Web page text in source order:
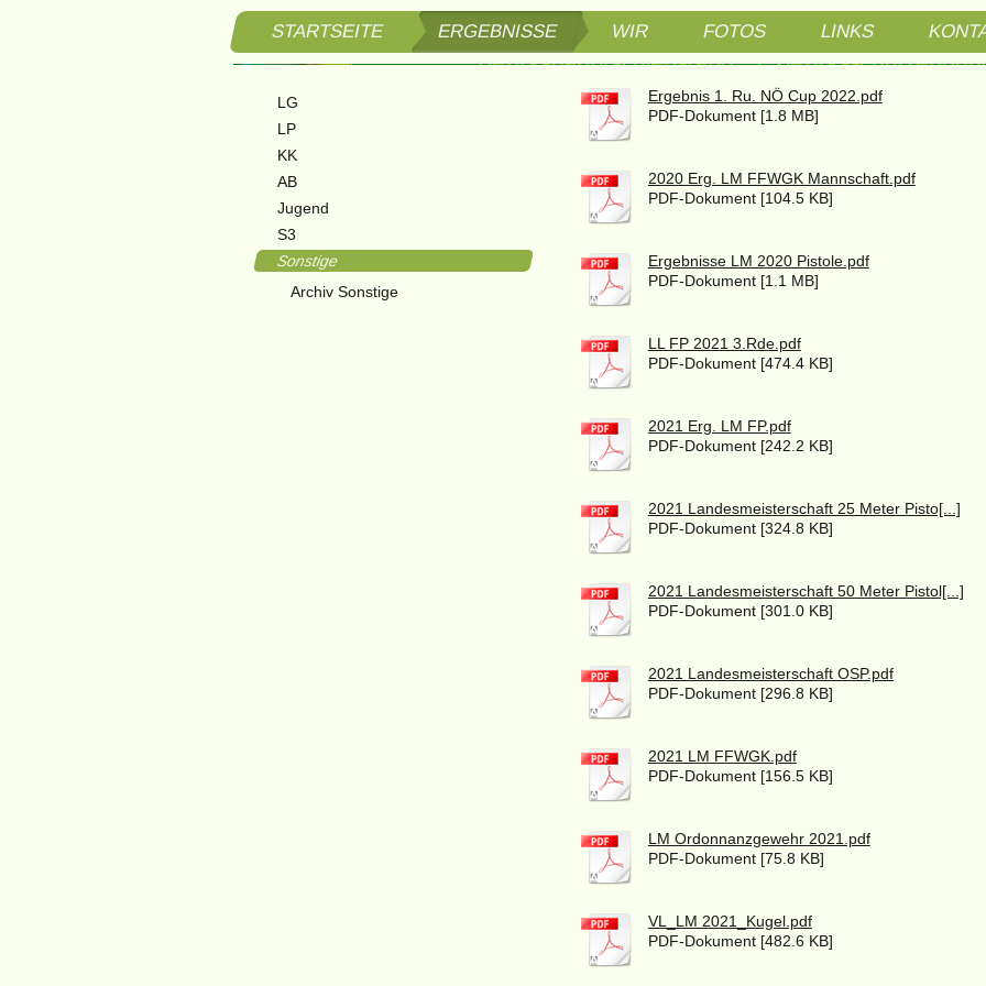
STARTSEITE ERGEBNISSE WIR FOTOS LINKS
Schützengesellschaft
Bezirkshauptschießstand,
3. Bezirkschützenbund
Braitnerstraße 63 - 2500
Ergebnis 1. Ru. NÖ Cup 2022.pdf
PDF-Dokument [1.8 MB]
2020 Erg. LM FFWGK Mannschaft.pdf
PDF-Dokument [104.5 KB]
Ergebnisse LM 2020 Pistole.pdf
PDF-Dokument [1.1 MB]
LL FP 2021 3.Rde.pdf
PDF-Dokument [474.4 KB]
2021 Erg. LM FP.pdf
PDF-Dokument [242.2 KB]
2021 Landesmeisterschaft 25 Meter Pisto[...]
PDF-Dokument [324.8 KB]
2021 Landesmeisterschaft 50 Meter Pistol[...]
PDF-Dokument [301.0 KB]
2021 Landesmeisterschaft OSP.pdf
PDF-Dokument [296.8 KB]
2021 LM FFWGK.pdf
PDF-Dokument [156.5 KB]
LM Ordonnanzgewehr 2021.pdf
PDF-Dokument [75.8 KB]
VL_LM 2021_Kugel.pdf
PDF-Dokument [482.6 KB]
LG
LP
KK
AB
Jugend
S3
Sonstige
Archiv Sonstige